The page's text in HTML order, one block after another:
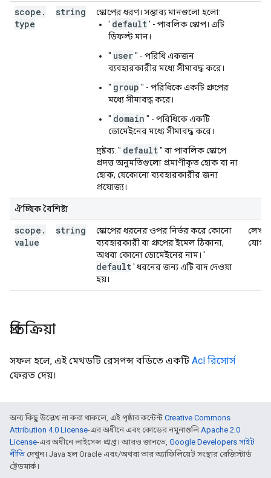
scope .
type
string
স্কোপের ধরণ। সম্ভাব্য মানগুলো হলো:
' default' - পাবলিক স্কোপ। এটি
ডিফল্ট মান।
" user" - পরিধি একজন
ব্যবহারকারীর মধ্যে সীমাবদ্ধ করে।
" group " - পরিধিকে একটি গ্রুপের
মধ্যে সীমাবদ্ধ করে।
" domain " - পরিধিকে একটি
ডোমেইনের মধ্যে সীমাবদ্ধ করে।
দ্রষ্টব্য: " default" বা পাবলিক স্কোপে
প্রদত্ত অনুমতিগুলো প্রমাণীকৃত হোক বা না
হোক, যেকোনো ব্যবহারকারীর জন্য
প্রযোজ্য।
ঐচ্ছিক বৈশিষ্ট্য
scope .
value
string
স্কোপের ধরনের ওপর নির্ভর করে কোনো
ব্যবহারকারী বা গ্রুপের ইমেল ঠিকানা,
অথবা কোনো ডোমেইনের নাম। '
default' ধরনের জন্য এটি বাদ দেওয়া
হয়।
লেখার
যোগ্য
প্রতিক্রিয়া
সফল হলে, এই মেথডটি রেসপন্স বডিতে একটি Acl রিসোর্স
ফেরত দেয়।
অন্য কিছু উল্লেখ না করা থাকলে, এই পৃষ্ঠার কন্টেন্ট Creative Commons
Attribution 4.0 License-এর অধীনে এবং কোডের নমুনাগুলিApache 2.0
License-এর অধীনে লাইসেন্স প্রাপ্ত। আরও জানতে, Google Developers সাইট
নীতি দেখুন। Java হল Oracle এবং/অথবা তার অ্যাফিলিয়েট সংস্থার রেজিস্টার্ড
ট্রেডমার্ক।